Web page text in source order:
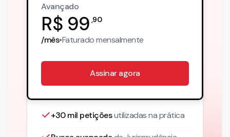
Avançado
R$ 99 ,90
/mês•Faturadomensalmente
Assinar agora
+30 mil petiçõesutilizadas na prática